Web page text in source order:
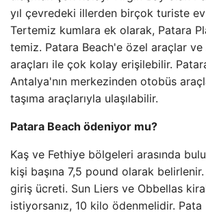
yıl çevredeki illerden birçok turiste
Tertemiz kumlara ek olarak, Patara
temiz. Patara Beach'e özel araçlar ve
araçları ile çok kolay erişilebilir.
Antalya'nın merkezinden otobüs
taşıma araçlarıyla ulaşılabilir.
Patara Beach ödeniyor mu?
Kaş ve Fethiye bölgeleri arasında
kişi başına 7,5 pound olarak
giriş ücreti. Sun Liers ve Obbellas
istiyorsanız, 10 kilo ödenmelidir. Pata